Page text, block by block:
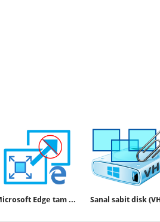
Microsoft Edge tam ekran modunda açılmasın